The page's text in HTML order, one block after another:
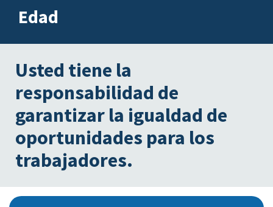
Edad
Usted tiene la
responsabilidad de
garantizar la igualdad de
oportunidades para los
trabajadores.